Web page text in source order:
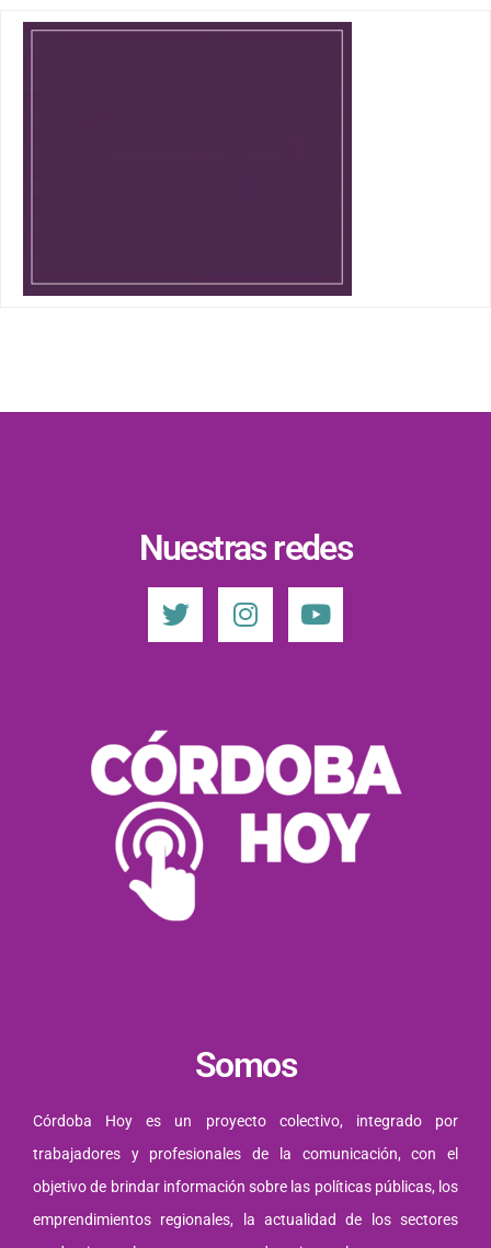
Nuestras redes
Somos
Córdoba Hoy es un proyecto colectivo, integrado por
trabajadores y profesionales de la comunicación, con el
objetivo de brindar información sobre las políticas públicas, los
emprendimientos regionales, la actualidad de los sectores